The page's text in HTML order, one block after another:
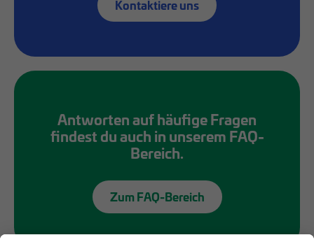
Kontaktiere uns
Antworten auf häufige Fragen
findest du auch in unserem FAQ-
Bereich.
Zum FAQ-Bereich